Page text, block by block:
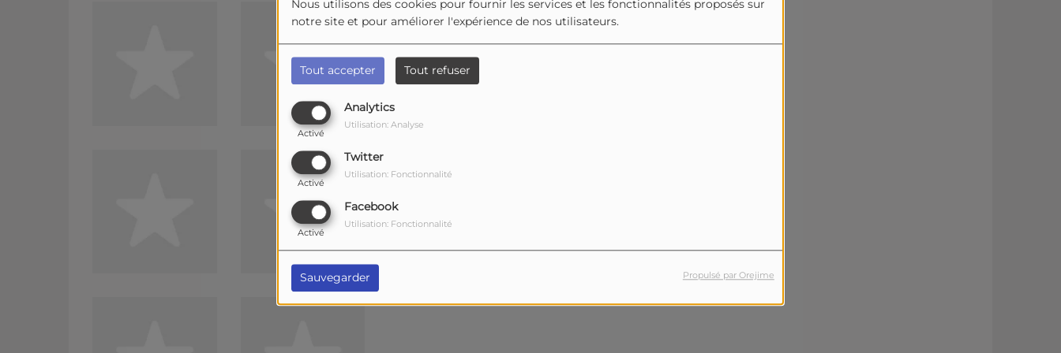
Nous utilisons des cookies pour fournir les services et les fonctionnalités proposés sur
notre site et pour améliorer l'expérience de nos utilisateurs.
Tout accepter Tout refuser
Analytics
Activé
Utilisation: Analyse
Twitter
Activé
Utilisation: Fonctionnalité
Facebook
Activé
Utilisation: Fonctionnalité
Sauvegarder Propulsé par Orejime